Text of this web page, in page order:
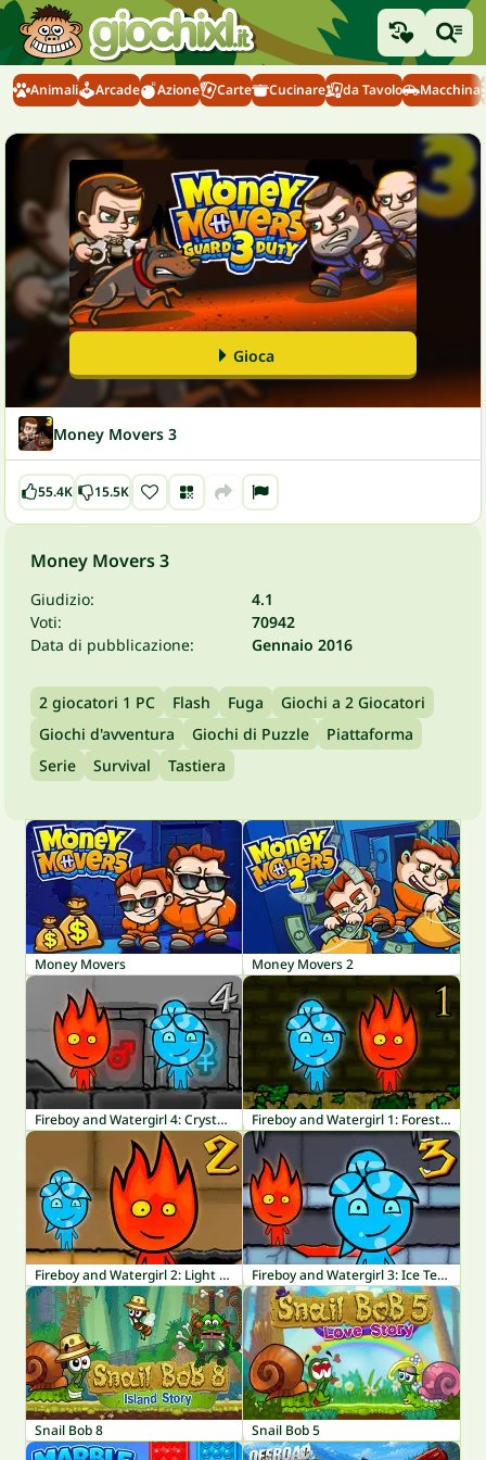
Animali Arcade Azione Carte Cucinare da Tavolo Macchina
Gioca
Money Movers 3
55.4K 15.5K
Money Movers 3
Giudizio:
4.1
Voti:
70942
Data di pubblicazione:
Gennaio 2016
2 giocatori 1 PC Flash Fuga
Giochi a 2 Giocatori
Giochi d'avventura
Giochi di Puzzle
Piattaforma
Serie
Survival Tastiera
Money Movers Money Movers 2
Fireboy and Watergirl 4: Crystal Temple Fireboy and Watergirl 1: Forest Temple
Fireboy and Watergirl 2: Light Temple Fireboy and Watergirl 3: Ice Temple
Snail Bob 8 Snail Bob 5